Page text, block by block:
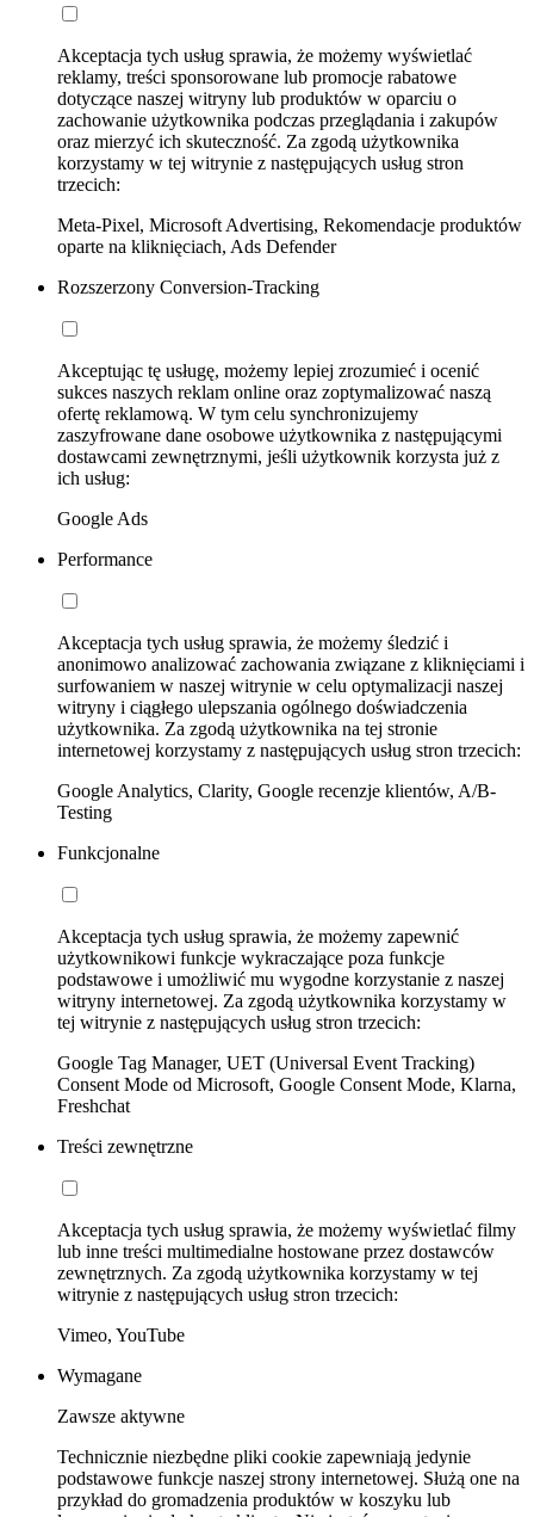
Akceptacja tych usług sprawia, że możemy wyświetlać
reklamy, treści sponsorowane lub promocje rabatowe
dotyczące naszej witryny lub produktów w oparciu o
zachowanie użytkownika podczas przeglądania i zakupów
oraz mierzyć ich skuteczność. Za zgodą użytkownika
korzystamy w tej witrynie z następujących usług stron
trzecich:
Meta-Pixel, Microsoft Advertising, Rekomendacje produktów
oparte na kliknięciach, Ads Defender
Rozszerzony Conversion-Tracking
Akceptując tę usługę, możemy lepiej zrozumieć i ocenić
sukces naszych reklam online oraz zoptymalizować naszą
ofertę reklamową. W tym celu synchronizujemy
zaszyfrowane dane osobowe użytkownika z następującymi
dostawcami zewnętrznymi, jeśli użytkownik korzysta już z
ich usług:
Google Ads
Performance
Akceptacja tych usług sprawia, że możemy śledzić i
anonimowo analizować zachowania związane z kliknięciami i
surfowaniem w naszej witrynie w celu optymalizacji naszej
witryny i ciągłego ulepszania ogólnego doświadczenia
użytkownika. Za zgodą użytkownika na tej stronie
internetowej korzystamy z następujących usług stron trzecich:
Google Analytics, Clarity, Google recenzje klientów, A/B-
Testing
Funkcjonalne
Akceptacja tych usług sprawia, że możemy zapewnić
użytkownikowi funkcje wykraczające poza funkcje
podstawowe i umożliwić mu wygodne korzystanie z naszej
witryny internetowej. Za zgodą użytkownika korzystamy w
tej witrynie z następujących usług stron trzecich:
Google Tag Manager, UET (Universal Event Tracking)
Consent Mode od Microsoft, Google Consent Mode, Klarna,
Freshchat
Treści zewnętrzne
Akceptacja tych usług sprawia, że możemy wyświetlać filmy
lub inne treści multimedialne hostowane przez dostawców
zewnętrznych. Za zgodą użytkownika korzystamy w tej
witrynie z następujących usług stron trzecich:
Vimeo, YouTube
Wymagane
Zawsze aktywne
Technicznie niezbędne pliki cookie zapewniają jedynie
podstawowe funkcje naszej strony internetowej. Służą one na
przykład do gromadzenia produktów w koszyku lub